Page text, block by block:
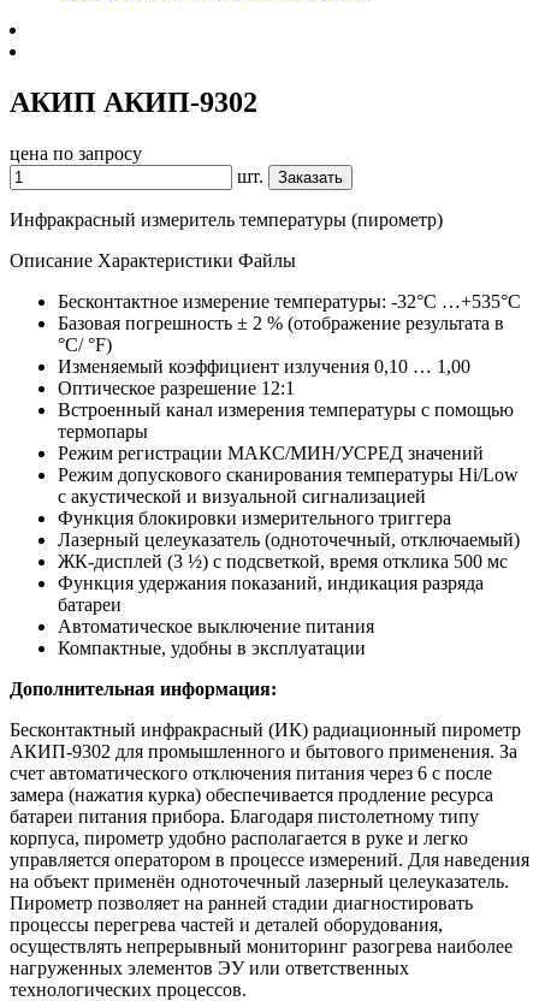
АКИП АКИП-9302
цена по запросу
шт.
Заказать
Инфракрасный измеритель температуры (пирометр)
Описание Характеристики Файлы
Бесконтактное измерение температуры: -32°С …+535°С
Базовая погрешность ± 2 % (отображение результата в
°С/ °F)
Изменяемый коэффициент излучения 0,10 … 1,00
Оптическое разрешение 12:1
Встроенный канал измерения температуры с помощью
термопары
Режим регистрации МАКС/МИН/УСРЕД значений
Режим допускового сканирования температуры Hi/Low
с акустической и визуальной сигнализацией
Функция блокировки измерительного триггера
Лазерный целеуказатель (одноточечный, отключаемый)
ЖК-дисплей (3 ½) с подсветкой, время отклика 500 мс
Функция удержания показаний, индикация разряда
батареи
Автоматическое выключение питания
Компактные, удобны в эксплуатации
Дополнительная информация:
Бесконтактный инфракрасный (ИК) радиационный пирометр
АКИП-9302 для промышленного и бытового применения. За
счет автоматического отключения питания через 6 с после
замера (нажатия курка) обеспечивается продление ресурса
батареи питания прибора. Благодаря пистолетному типу
корпуса, пирометр удобно располагается в руке и легко
управляется оператором в процессе измерений. Для наведения
на объект применён одноточечный лазерный целеуказатель.
Пирометр позволяет на ранней стадии диагностировать
процессы перегрева частей и деталей оборудования,
осуществлять непрерывный мониторинг разогрева наиболее
нагруженных элементов ЭУ или ответственных
технологических процессов.